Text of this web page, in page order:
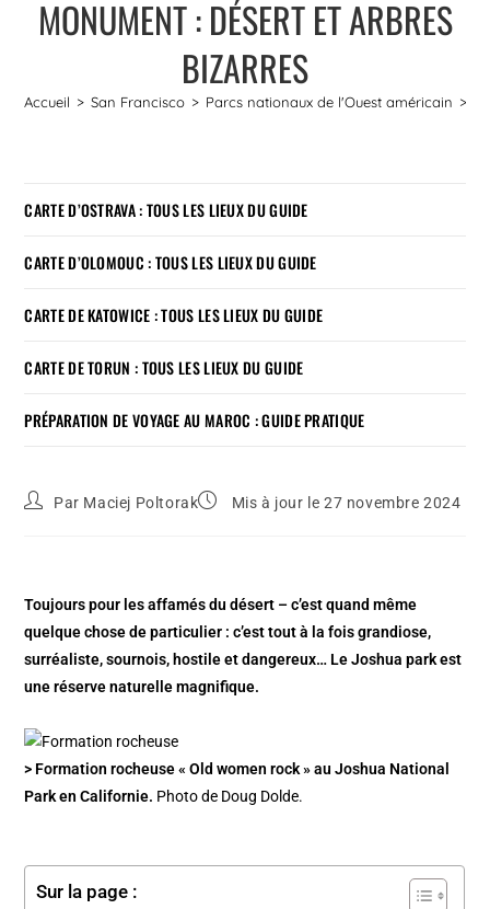
MONUMENT : DÉSERT ET ARBRES
BIZARRES
Accueil > San Francisco > Parcs nationaux de l'Ouest américain >
CARTE D’OSTRAVA : TOUS LES LIEUX DU GUIDE
CARTE D’OLOMOUC : TOUS LES LIEUX DU GUIDE
CARTE DE KATOWICE : TOUS LES LIEUX DU GUIDE
CARTE DE TORUN : TOUS LES LIEUX DU GUIDE
PRÉPARATION DE VOYAGE AU MAROC : GUIDE PRATIQUE
Par Maciej Poltorak Mis à jour le 27 novembre 2024
Toujours pour les affamés du désert – c’est quand même
quelque chose de particulier : c’est tout à la fois grandiose,
surréaliste, sournois, hostile et dangereux… Le Joshua park est
une réserve naturelle magnifique.
> Formation rocheuse « Old women rock » au Joshua National
Park en Californie. Photo de Doug Dolde.
Sur la page :